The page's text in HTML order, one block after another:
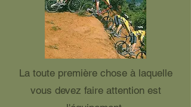
La toute première chose à laquelle
vous devez faire attention est